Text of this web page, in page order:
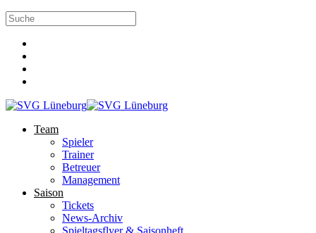
Team
Spieler
Trainer
Betreuer
Management
Saison
Tickets
News-Archiv
Spieltagsflyer & Saisonheft